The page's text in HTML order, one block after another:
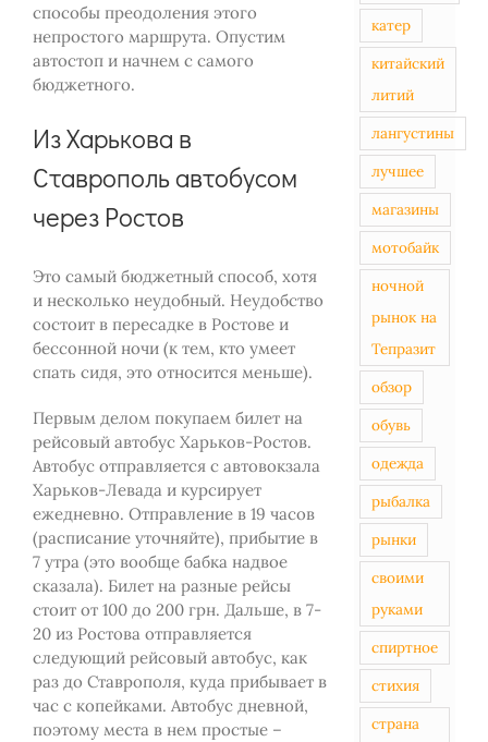
способы преодоления этого
непростого маршрута. Опустим
автостоп и начнем с самого
бюджетного.
Из Харькова в
Ставрополь автобусом
через Ростов
Это самый бюджетный способ, хотя
и несколько неудобный. Неудобство
состоит в пересадке в Ростове и
бессонной ночи (к тем, кто умеет
спать сидя, это относится меньше).
Первым делом покупаем билет на
рейсовый автобус Харьков-Ростов.
Автобус отправляется с автовокзала
Харьков-Левада и курсирует
ежедневно. Отправление в 19 часов
(расписание уточняйте), прибытие в
7 утра (это вообще бабка надвое
сказала). Билет на разные рейсы
стоит от 100 до 200 грн. Дальше, в 7-
20 из Ростова отправляется
следующий рейсовый автобус, как
раз до Ставрополя, куда прибывает в
час с копейками. Автобус дневной,
поэтому места в нем простые –
катер
китайский
литий
лангустины
лучшее
магазины
мотобайк
ночной
рынок на
Тепразит
обзор
обувь
одежда
рыбалка
рынки
своими
руками
спиртное
стихия
страна